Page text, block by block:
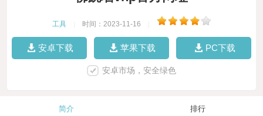
工具 时间：2023-11-16
安卓下载 苹果下载 PC下载
安卓市场，安全绿色
简介 排行